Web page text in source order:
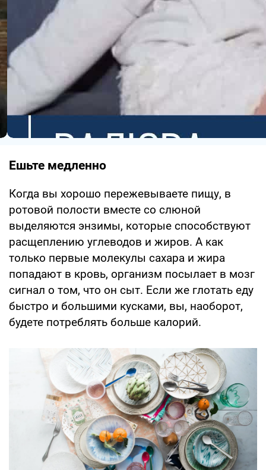
Ешьте медленно
Когда вы хорошо пережевываете пищу, в
ротовой полости вместе со слюной
выделяются энзимы, которые способствуют
расщеплению углеводов и жиров. А как
только первые молекулы сахара и жира
попадают в кровь, организм посылает в мозг
сигнал о том, что он сыт. Если же глотать еду
быстро и большими кусками, вы, наоборот,
будете потреблять больше калорий.